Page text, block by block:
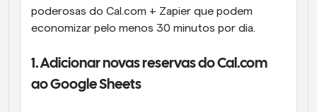
poderosas do Cal.com + Zapier que podem
economizar pelo menos 30 minutos por dia.
1. Adicionar novas reservas do Cal.com
ao Google Sheets